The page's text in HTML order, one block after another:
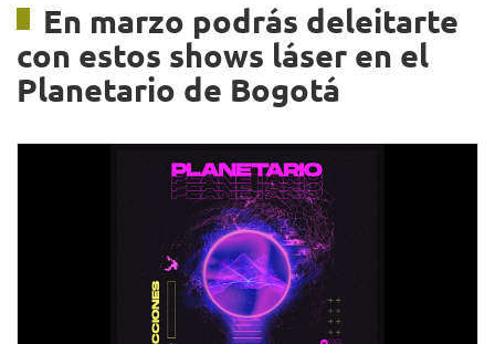
En marzo podrás deleitarte
con estos shows láser en el
Planetario de Bogotá